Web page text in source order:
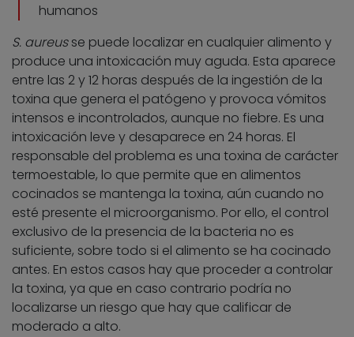
humanos
S. aureusse puede localizar en cualquier alimento y
produce una intoxicación muy aguda. Esta aparece
entre las 2 y 12 horas después de la ingestión de la
toxina que genera el patógeno y provoca vómitos
intensos e incontrolados, aunque no fiebre. Es una
intoxicación leve y desaparece en 24 horas. El
responsable del problema es una toxina de carácter
termoestable, lo que permite que en alimentos
cocinados se mantenga la toxina, aún cuando no
esté presente el microorganismo. Por ello, el control
exclusivo de la presencia de la bacteria no es
suficiente, sobre todo si el alimento se ha cocinado
antes. En estos casos hay que proceder a controlar
la toxina, ya que en caso contrario podría no
localizarse un riesgo que hay que calificar de
moderado a alto.